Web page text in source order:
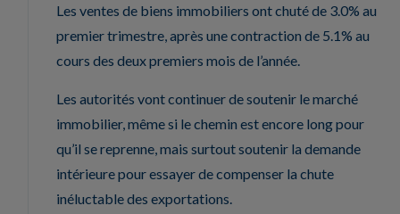
Les ventes de biens immobiliers ont chuté de 3.0% au
premier trimestre, après une contraction de 5.1% au
cours des deux premiers mois de l’année.
Les autorités vont continuer de soutenir le marché
immobilier, même si le chemin est encore long pour
qu’il se reprenne, mais surtout soutenir la demande
intérieure pour essayer de compenser la chute
inéluctable des exportations.